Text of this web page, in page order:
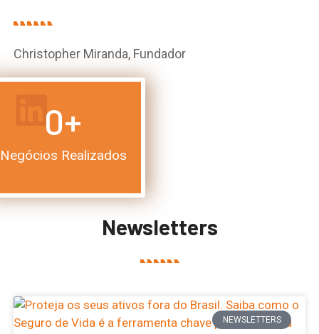
Christopher Miranda, Fundador
Negócios Realizados
0+
Newsletters
NEWSLETTERS